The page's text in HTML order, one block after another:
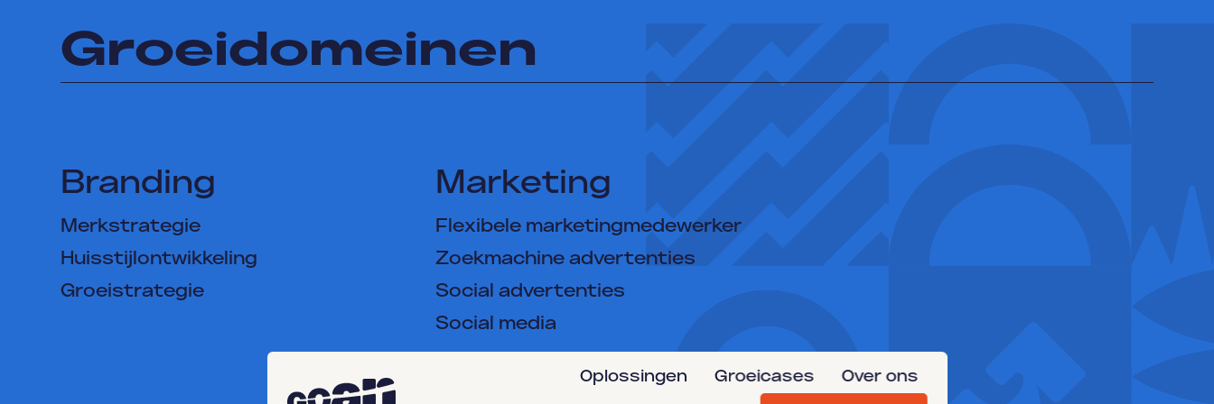
Oplossingen Groeicases Over ons
Groeidomeinen
Branding
Merkstrategie
Huisstijlontwikkeling
Groeistrategie
Marketing
Flexibele marketingmedewerker
Zoekmachine advertenties
Social advertenties
Social media